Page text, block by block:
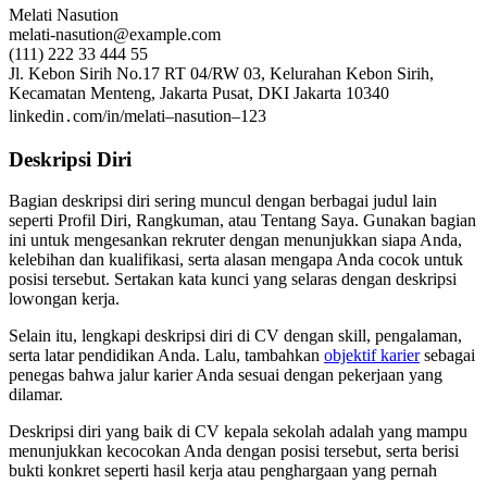
Melati Nasution
melati-nasution@example.com
(111) 222 33 444 55
Jl. Kebon Sirih No.17 RT 04/RW 03, Kelurahan Kebon Sirih,
Kecamatan Menteng, Jakarta Pusat, DKI Jakarta 10340
linkedin․com/in/melati–nasution–123
Deskripsi Diri
Bagian deskripsi diri sering muncul dengan berbagai judul lain
seperti Profil Diri, Rangkuman, atau Tentang Saya. Gunakan bagian
ini untuk mengesankan rekruter dengan menunjukkan siapa Anda,
kelebihan dan kualifikasi, serta alasan mengapa Anda cocok untuk
posisi tersebut. Sertakan kata kunci yang selaras dengan deskripsi
lowongan kerja.
Selain itu, lengkapi deskripsi diri di CV dengan skill, pengalaman,
serta latar pendidikan Anda. Lalu, tambahkan objektif kariersebagai
penegas bahwa jalur karier Anda sesuai dengan pekerjaan yang
dilamar.
Deskripsi diri yang baik di CV kepala sekolah adalah yang mampu
menunjukkan kecocokan Anda dengan posisi tersebut, serta berisi
bukti konkret seperti hasil kerja atau penghargaan yang pernah